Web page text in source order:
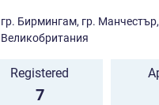
гр. Бирмингам, гр. Манчестър,
Великобритания
Registered
7